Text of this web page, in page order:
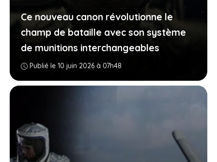
Ce nouveau canon révolutionne le
champ de bataille avec son système
de munitions interchangeables
Publié le 10 juin 2026 à 07h48